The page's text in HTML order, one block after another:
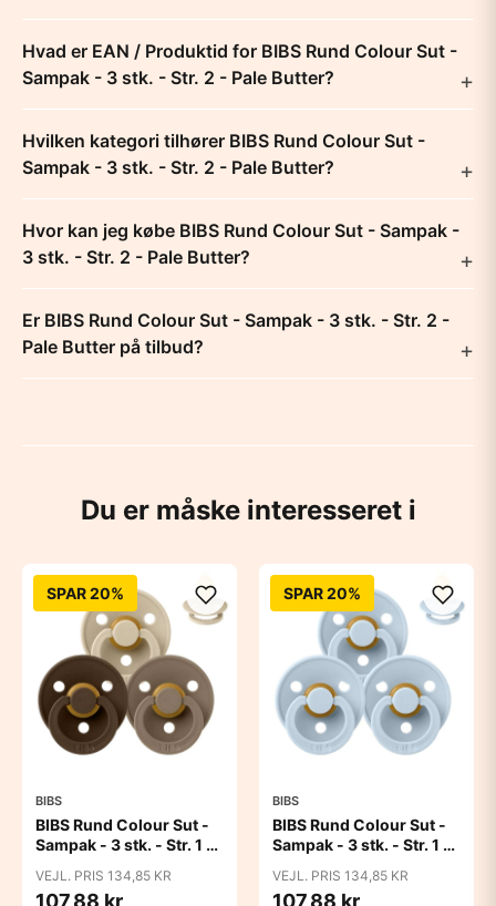
Hvad er EAN / Produktid for BIBS Rund Colour Sut -
Sampak - 3 stk. - Str. 2 - Pale Butter?
Hvilken kategori tilhører BIBS Rund Colour Sut -
Sampak - 3 stk. - Str. 2 - Pale Butter?
Hvor kan jeg købe BIBS Rund Colour Sut - Sampak -
3 stk. - Str. 2 - Pale Butter?
Er BIBS Rund Colour Sut - Sampak - 3 stk. - Str. 2 -
Pale Butter på tilbud?
Du er måske interesseret i
SPAR 20%
BIBS
BIBS Rund Colour Sut -
Sampak - 3 stk. - Str. 1 -
VEJL. PRIS 134,85 KR
107,88 kr
SPAR 20%
BIBS
BIBS Rund Colour Sut -
Sampak - 3 stk. - Str. 1 -
VEJL. PRIS 134,85 KR
107,88 kr